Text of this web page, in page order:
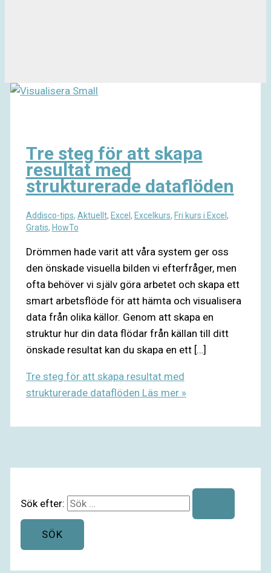
Tre steg för att skapa
resultat med
strukturerade dataflöden
Addisco-tips, Aktuellt, Excel , Excelkurs, Fri kurs i Excel ,
Gratis, HowTo
Drömmen hade varit att våra system ger oss
den önskade visuella bilden vi efterfråger, men
ofta behöver vi själv göra arbetet och skapa ett
smart arbetsflöde för att hämta och visualisera
data från olika källor. Genom att skapa en
struktur hur din data flödar från källan till ditt
önskade resultat kan du skapa en ett […]
Tre steg för att skapa resultat med
strukturerade dataflöden Läs mer »
Sök efter: